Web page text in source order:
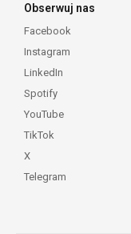
Obserwuj nas
Facebook
Instagram
LinkedIn
Spotify
YouTube
TikTok
X
Telegram